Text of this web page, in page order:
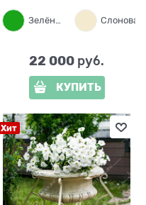
Слоновая кость Зелёный
22 000 руб.
КУПИТЬ
Хит